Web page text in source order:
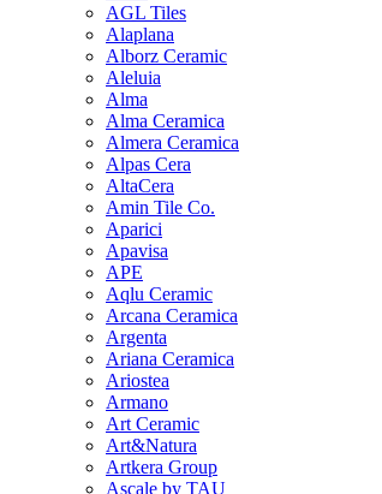
AGL Tiles
Alaplana
Alborz Ceramic
Aleluia
Alma
Alma Ceramica
Almera Ceramica
Alpas Cera
AltaCera
Amin Tile Co.
Aparici
Apavisa
APE
Aqlu Ceramic
Arcana Ceramica
Argenta
Ariana Ceramica
Ariostea
Armano
Art Ceramic
Art&Natura
Artkera Group
Ascale by TAU